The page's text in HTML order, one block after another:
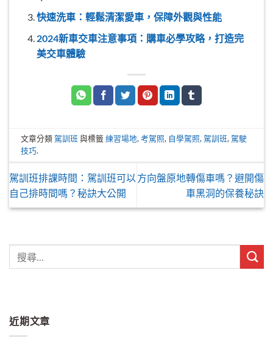
快速洗車：輕鬆清潔愛車，保障外觀與性能
2024新車交車注意事項：購車必學攻略，打造完
美交車體驗
文章分類駕訓班 與標籤練習場地,考駕照, 自學駕照,駕訓班,駕駛
技巧.
駕訓班排課時間：駕訓班可以
自己排時間嗎？秘訣大公開
方向盤原地轉傷車嗎？避開傷
車黑洞的保養秘訣
近期文章